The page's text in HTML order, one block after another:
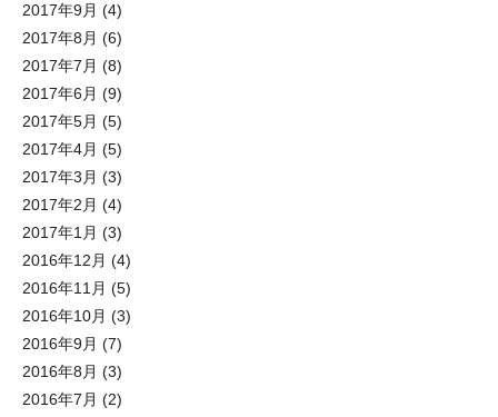
2017年9月 (4)
2017年8月 (6)
2017年7月 (8)
2017年6月 (9)
2017年5月 (5)
2017年4月 (5)
2017年3月 (3)
2017年2月 (4)
2017年1月 (3)
2016年12月 (4)
2016年11月 (5)
2016年10月 (3)
2016年9月 (7)
2016年8月 (3)
2016年7月 (2)